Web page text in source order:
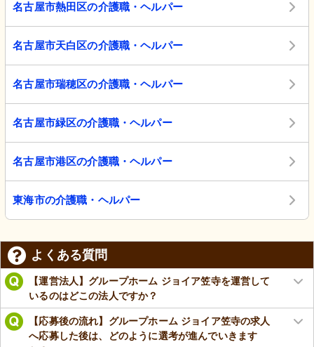
名古屋市熱田区の介護職・ヘルパー
名古屋市天白区の介護職・ヘルパー
名古屋市瑞穂区の介護職・ヘルパー
名古屋市緑区の介護職・ヘルパー
名古屋市港区の介護職・ヘルパー
東海市の介護職・ヘルパー
よくある質問
【運営法人】グループホーム ジョイア笠寺を運営して
いるのはどこの法人ですか？
【応募後の流れ】グループホーム ジョイア笠寺の求人
へ応募した後は、どのように選考が進んでいきます